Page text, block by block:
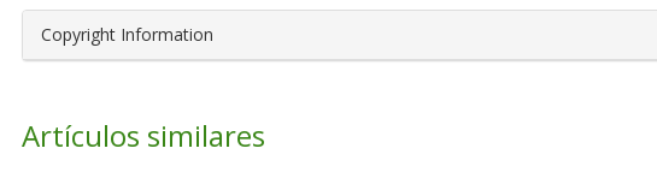
Copyright Information
Artículos similares